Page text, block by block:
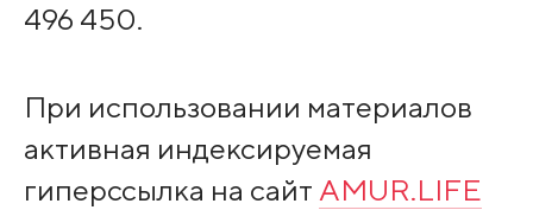
496 450.
При использовании материалов
активная индексируемая
гиперссылка на сайт AMUR.LIFE